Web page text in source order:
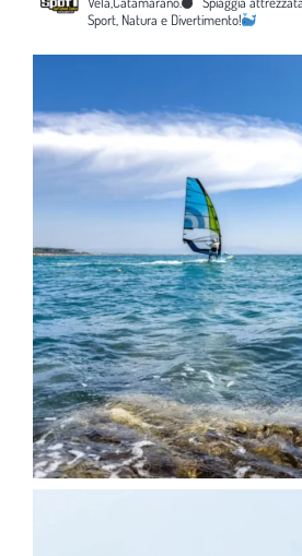
Sport, Natura e Divertimento!